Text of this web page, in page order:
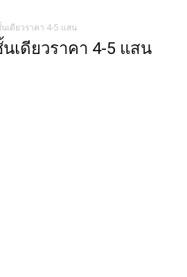
เดียวราคา 4-5 แสน
เดียวราคา 4-5 แสน